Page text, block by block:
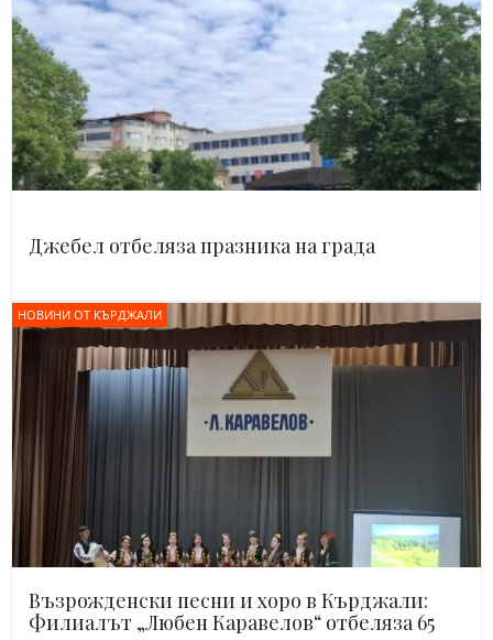
Джебел отбеляза празника на града
НОВИНИ ОТ КЪРДЖАЛИ
Възрожденски песни и хоро в Кърджали:
Филиалът „Любен Каравелов“ отбеляза 65